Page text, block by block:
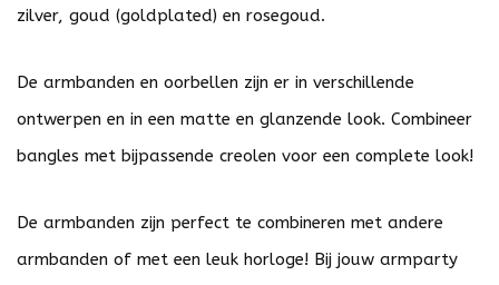
zilver, goud (goldplated) en rosegoud.
De armbanden en oorbellen zijn er in verschillende
ontwerpen en in een matte en glanzende look. Combineer
bangles met bijpassende creolen voor een complete look!
De armbanden zijn perfect te combineren met andere
armbanden of met een leuk horloge! Bij jouw armparty